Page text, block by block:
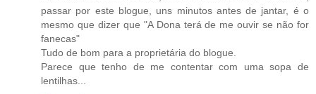
passar por este blogue, uns minutos antes de jantar, é o
mesmo que dizer que "A Dona terá de me ouvir se não for
fanecas"
Tudo de bom para a proprietária do blogue.
Parece que tenho de me contentar com uma sopa de
lentilhas...